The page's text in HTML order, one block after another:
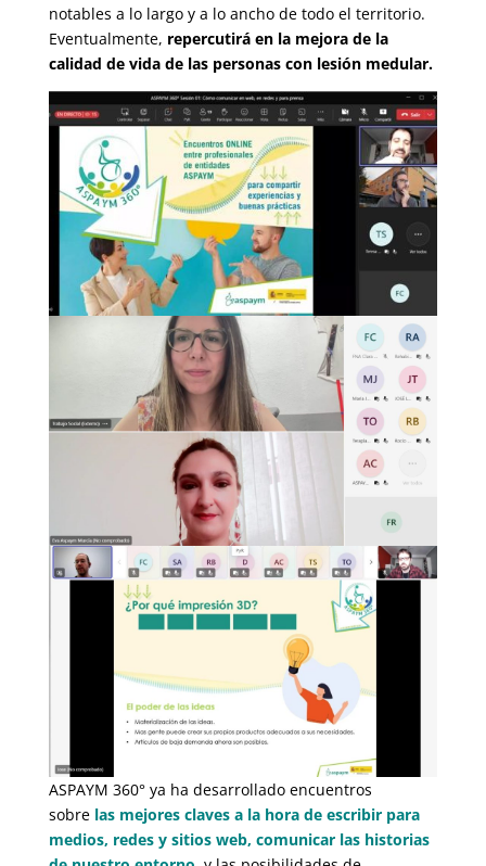
notables a lo largo y a lo ancho de todo el territorio.
Eventualmente, repercutirá en la mejora de la
calidad de vida de las personas con lesión medular.
ASPAYM 360° ya ha desarrollado encuentros
sobre las mejores claves a la hora de escribir para
medios, redes y sitios web, comunicar las historias